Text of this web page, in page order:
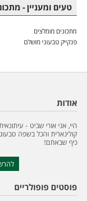
טעים ומעניין -
מתכונים מומלצים
פנקייק טבעוני מושלם
אודות
היי, אני אורי שביט -
קולינארית והכל בשפה
כיף שבאתם!
פוסטים פופולריים